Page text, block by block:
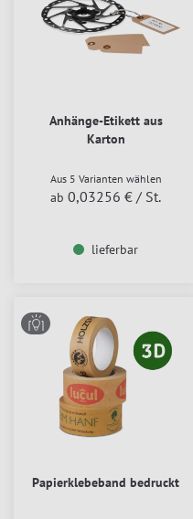
Anhänge-Etikett aus
Karton
Aus 5 Varianten wählen
ab 0,03256 € / St.
lieferbar
Papierklebeband bedruckt